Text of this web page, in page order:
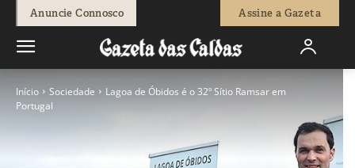
Anuncie Connosco Assine a Gazeta
Início Sociedade
Lagoa de Óbidos é o 32º Sítio Ramsar em
Portugal